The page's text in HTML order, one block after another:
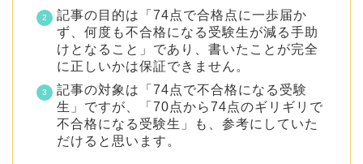
記事の目的は「74点で合格点に一歩届か
ず、何度も不合格になる受験生が減る手助
けとなること」であり、書いたことが完全
に正しいかは保証できません。
記事の対象は「74点で不合格になる受験
生」ですが、「70点から74点のギリギリで
不合格になる受験生」も、参考にしていた
だけると思います。